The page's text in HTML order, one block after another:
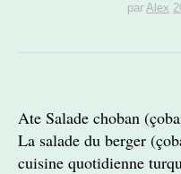
par Alex
Ate Salade choban
La salade du berger
cuisine quotidienne